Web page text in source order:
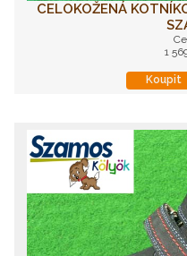
CELOKOŽENÁ
1
Koupit